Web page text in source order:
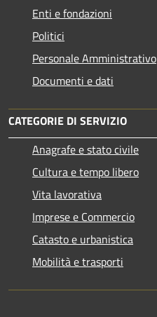
Enti e fondazioni
Politici
Personale Amministrativo
Documenti e dati
CATEGORIE DI SERVIZIO
Anagrafe e stato civile
Cultura e tempo libero
Vita lavorativa
Imprese e Commercio
Catasto e urbanistica
Mobilità e trasporti